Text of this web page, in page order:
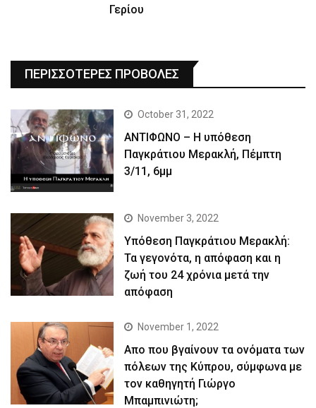
Γερίου
ΠΕΡΙΣΣΟΤΕΡΕΣ ΠΡΟΒΟΛΕΣ
October 31, 2022
ΑΝΤΙΦΩΝΟ – Η υπόθεση
Παγκράτιου Μερακλή, Πέμπτη
3/11, 6μμ
November 3, 2022
Yπόθεση Παγκράτιου Μερακλή:
Τα γεγονότα, η απόφαση και η
ζωή του 24 χρόνια μετά την
απόφαση
November 1, 2022
Απο που βγαίνουν τα ονόματα των
πόλεων της Κύπρου, σύμφωνα με
τον καθηγητή Γιώργο
Μπαμπινιώτη;